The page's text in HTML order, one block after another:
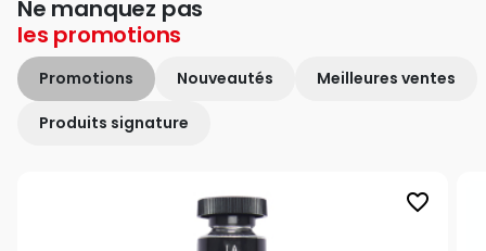
Ne manquez pas
les promotions
Promotions Nouveautés Meilleures ventes
Produits signature
favorite_border